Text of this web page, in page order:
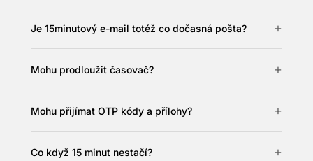
Je 15minutový e-mail totéž co dočasná pošta?
Mohu prodloužit časovač?
Mohu přijímat OTP kódy a přílohy?
Co když 15 minut nestačí?